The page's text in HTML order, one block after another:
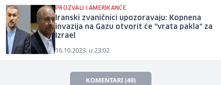
PROZVALI I AMERIKANCE
Iranski zvaničnici upozoravaju: Kopnena
invazija na Gazu otvorit će "vrata pakla" za
Izrael
16.10.2023. u 23:02
KOMENTARI (49)